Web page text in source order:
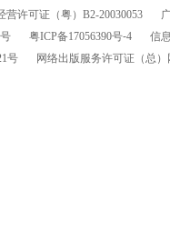
许可证（粤） B2-20030053
粤ICP备17056390号-4
信
号 网络出版服务许可证 （总